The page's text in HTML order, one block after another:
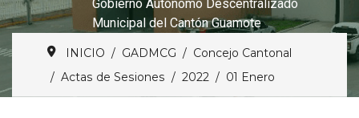
Gobierno Autónomo Descentralizado
Municipal del Cantón Guamote
INICIO GADMCG
Concejo Cantonal
Actas de Sesiones
2022 01 Enero